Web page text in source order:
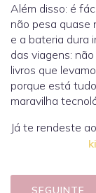
Além disso: é
não pesa quase
e a bateria dura
das viagens:
livros que
porque está
maravilha
Já te rendeste
SEGUINTE